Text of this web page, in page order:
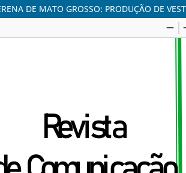
DE MATO GROSSO: PRODUÇÃO DE